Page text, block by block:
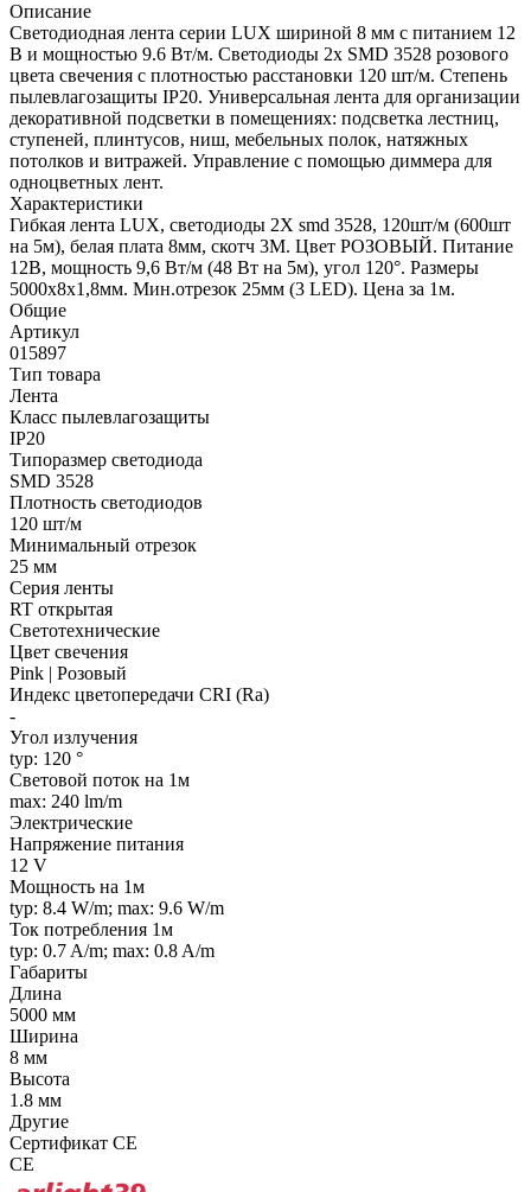
Описание
Светодиодная лента серии LUX шириной 8 мм с питанием 12
В и мощностью 9.6 Вт/м. Светодиоды 2x SMD 3528 розового
цвета свечения с плотностью расстановки 120 шт/м. Степень
пылевлагозащиты IP20. Универсальная лента для организации
декоративной подсветки в помещениях: подсветка лестниц,
ступеней, плинтусов, ниш, мебельных полок, натяжных
потолков и витражей. Управление с помощью диммера для
одноцветных лент.
Характеристики
Гибкая лента LUX, светодиоды 2Х smd 3528, 120шт/м (600шт
на 5м), белая плата 8мм, скотч 3М. Цвет РОЗОВЫЙ. Питание
12В, мощность 9,6 Вт/м (48 Вт на 5м), угол 120°. Размеры
5000х8х1,8мм. Мин.отрезок 25мм (3 LED). Цена за 1м.
Общие
Артикул
015897
Тип товара
Лента
Класс пылевлагозащиты
IP20
Типоразмер светодиода
SMD 3528
Плотность светодиодов
120 шт/м
Минимальный отрезок
25 мм
Серия ленты
RT открытая
Светотехнические
Цвет свечения
Pink | Розовый
Индекс цветопередачи CRI (Ra)
-
Угол излучения
typ: 120 °
Световой поток на 1м
max: 240 lm/m
Электрические
Напряжение питания
12 V
Мощность на 1м
typ: 8.4 W/m; max: 9.6 W/m
Ток потребления 1м
typ: 0.7 A/m; max: 0.8 A/m
Габариты
Длина
5000 мм
Ширина
8 мм
Высота
1.8 мм
Другие
Сертификат CE
CE